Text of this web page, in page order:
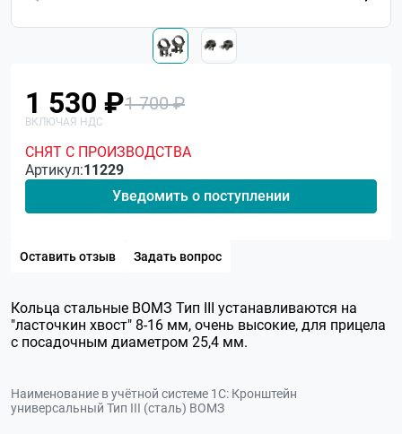
1 530 ₽1 700 ₽
СНЯТ С ПРОИЗВОДСТВА
Артикул:11229
Уведомить о поступлении
Оставить отзыв Задать вопрос
Кольца стальные ВОМЗ Тип III устанавливаются на
"ласточкин хвост" 8-16 мм, очень высокие, для прицела
с посадочным диаметром 25,4 мм.
Наименование в учётной системе 1С: Кронштейн
универсальный Тип III (сталь) ВОМЗ